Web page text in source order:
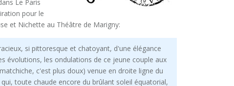
Le Paris
pour le
et Nichette au Théâtre de Marigny:
si pittoresque et chatoyant, d'une élégance
évolutions, les ondulations de ce jeune couple aux
c'est plus doux) venue en droite ligne du
toute chaude encore du brûlant soleil équatorial,